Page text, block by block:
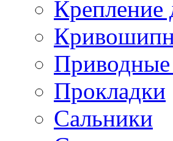
Крепление
Прокладки
Сальники